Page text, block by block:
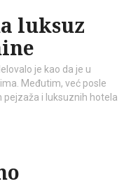
luksuz
je kao da je u
Međutim, već posle
pejzaža i luksuznih hotela